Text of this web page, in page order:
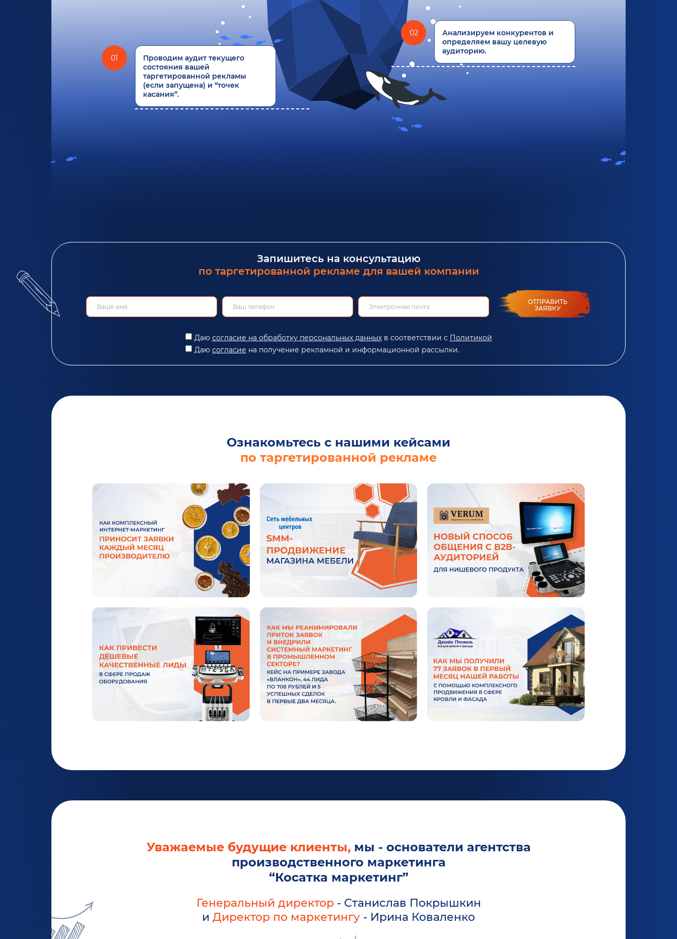
02
Анализируем конкурентов и
определяем вашу целевую
аудиторию.
01
Проводим аудит текущего
состояния вашей
таргетированной рекламы
(если запущена) и “точек
касания”.
Запишитесь на консультацию
по таргетированной рекламе для вашей компании
ОТПРАВИТЬ
ЗАЯВКУ
Даю согласие на обработку персональных данныхв соответствии с Политикой
Даю согласие на получение рекламной и информационной рассылки.
Ознакомьтесь с нашими кейсами
по таргетированной рекламе
Уважаемые будущие клиенты,мы - основатели агентства
производственного маркетинга
“Косатка маркетинг”
Генеральный директор - Станислав Покрышкин
и Директор по маркетингу - Ирина Коваленко